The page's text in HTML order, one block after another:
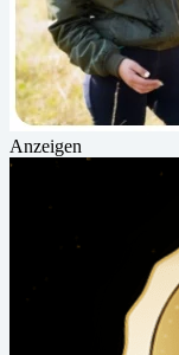
Anzeigen